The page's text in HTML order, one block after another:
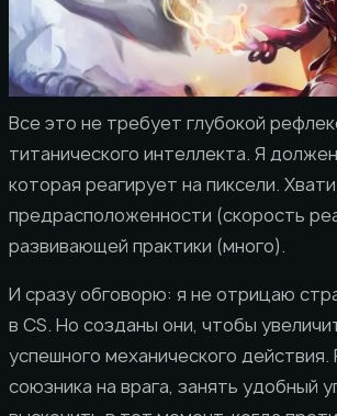
Все это не требует глубокой
титанического интеллекта. Я
которая реагирует на пиксели.
предрасположенности (скорость
развивающей практики (много).
И сразу обговорю: я не отрицаю
в CS. Но созданы они, чтобы
успешного механического действия.
союзника на врага, занять удобный